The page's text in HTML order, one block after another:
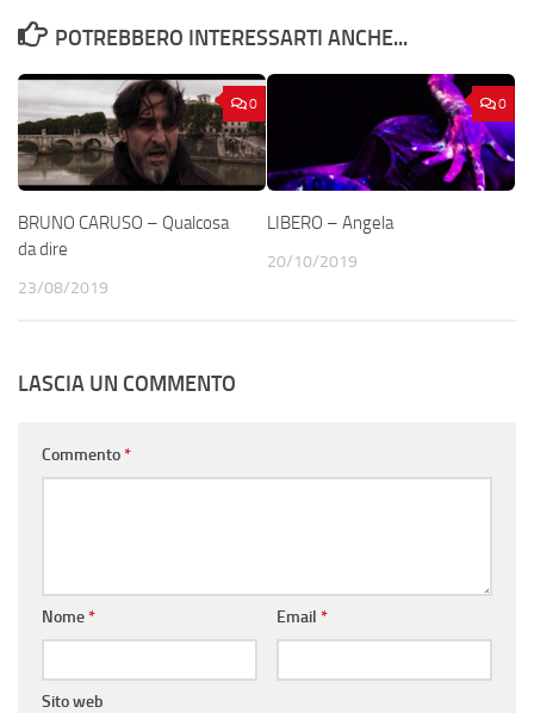
POTREBBERO INTERESSARTI ANCHE...
0
BRUNO CARUSO – Qualcosa
da dire
23/08/2019
0
LIBERO – Angela
20/10/2019
LASCIA UN COMMENTO
Commento*
Nome* Email *
Sito web